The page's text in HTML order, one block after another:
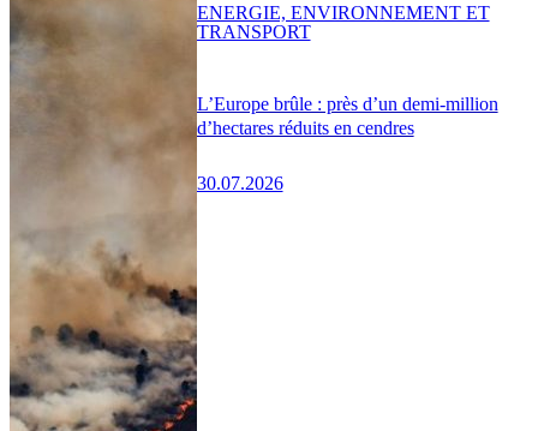
L’Europe brûle : près d’un demi-million
d’hectares réduits en cendres
30.07.2026
ENERGIE, ENVIRONNEMENT ET
TRANSPORT